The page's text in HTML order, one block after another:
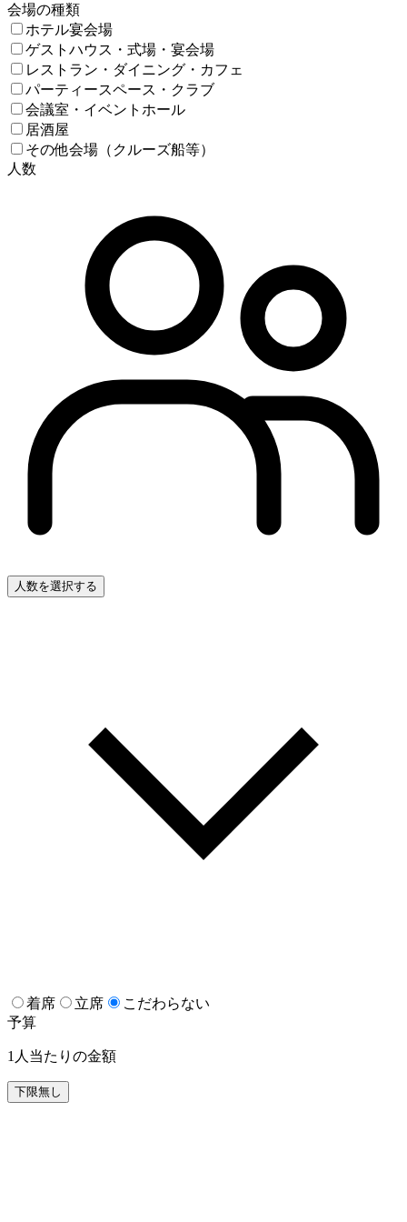
会場の種類
ホテル宴会場
ゲストハウス・式場・宴会場
レストラン・ダイニング・カフェ
パーティースペース・クラブ
会議室・イベントホール
居酒屋
その他会場（クルーズ船等）
人数
人数を選択する
着席 立席
こだわらない
予算
1人当たりの金額
下限無し